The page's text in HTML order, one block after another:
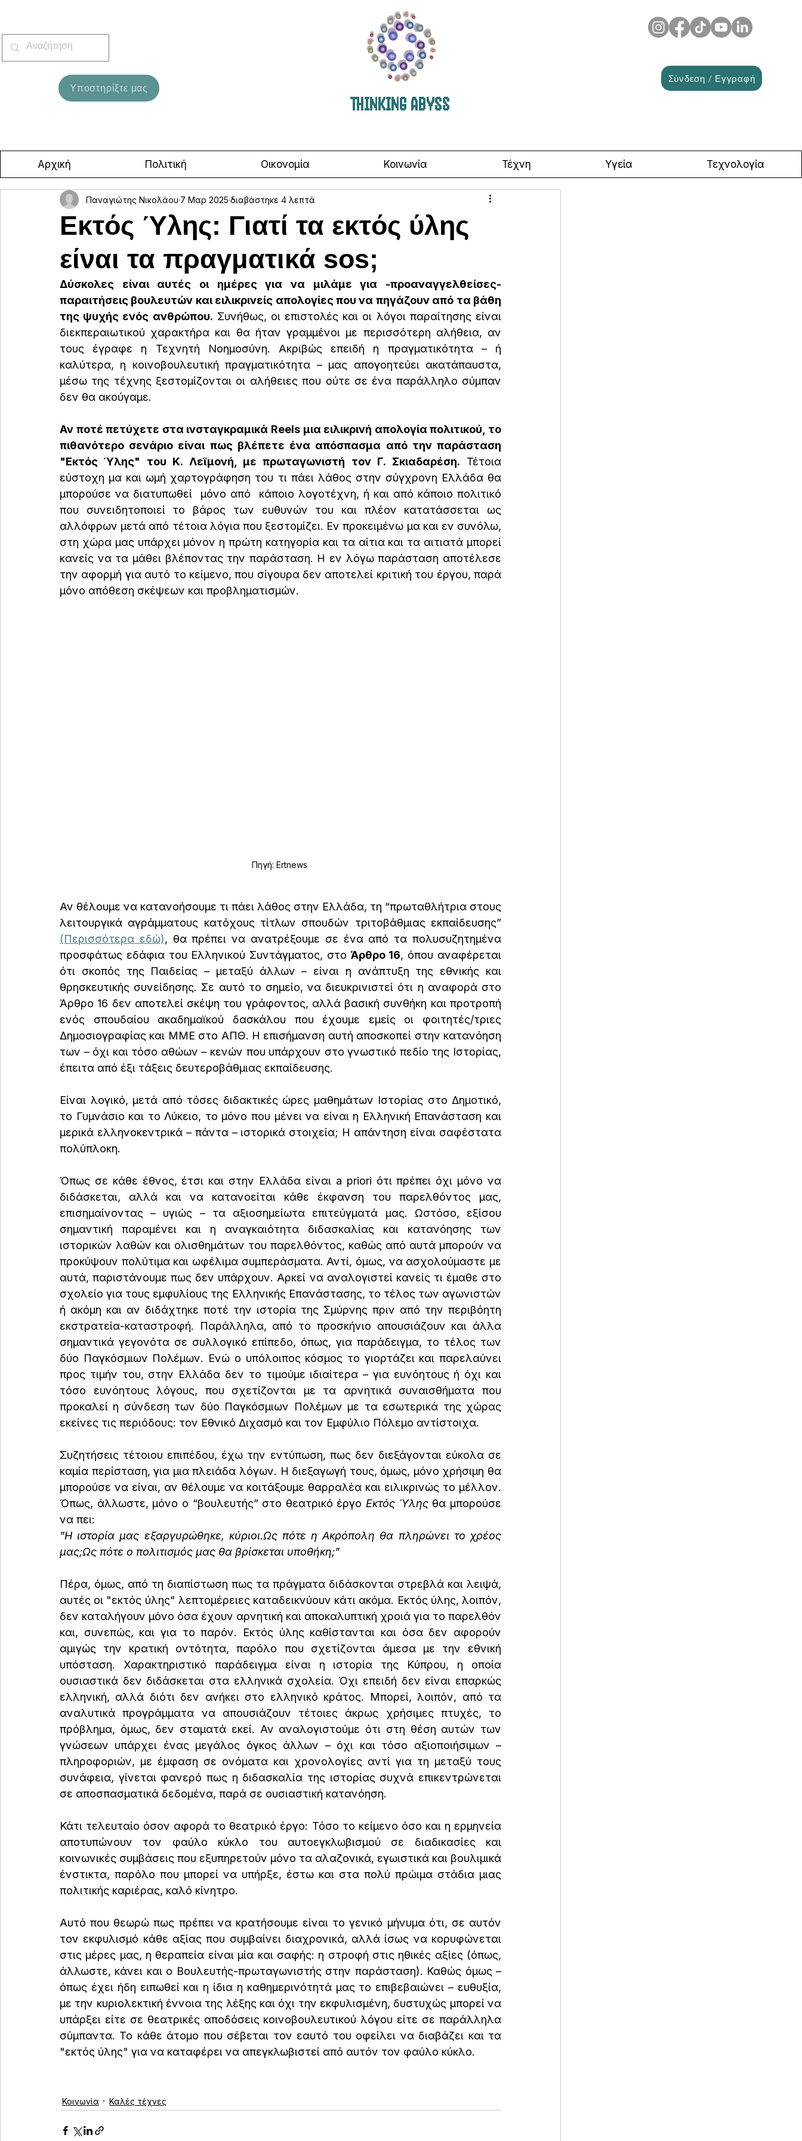
Υποστηρίξτε μας
THINKING ABYSS
Σύνδεση / Εγγραφή
Αρχική Πολιτική Οικονομία Κοινωνία Τέχνη Υγεία Τεχνολογία
Εκτός Ύλης: Γιατί τα εκτός ύλης
είναι τα πραγματικά sos;
Παναγιώτης Νικολάου 7 Μαρ 2025 διαβάστηκε 4 λεπτά
Δύσκολες είναι αυτές οι ημέρες για να μιλάμε για -προαναγγελθείσες-
παραιτήσεις βουλευτών και ειλικρινείς απολογίες που να πηγάζουν από τα βάθη
της ψυχής ενός ανθρώπου. Συνήθως, οι επιστολές και οι λόγοι παραίτησης είναι
διεκπεραιωτικού χαρακτήρα και θα ήταν γραμμένοι με περισσότερη αλήθεια, αν
τους έγραφε η Τεχνητή Νοημοσύνη. Ακριβώς επειδή η πραγματικότητα – ή
καλύτερα, η κοινοβουλευτική πραγματικότητα – μας απογοητεύει ακατάπαυστα,
μέσω της τέχνης ξεστομίζονται οι αλήθειες που ούτε σε ένα παράλληλο σύμπαν
δεν θα ακούγαμε.
Αν ποτέ πετύχετε στα ινσταγκραμικά Reels μια ειλικρινή απολογία πολιτικού, το
πιθανότερο σενάριο είναι πως βλέπετε ένα απόσπασμα από την παράσταση
"Εκτός Ύλης" του Κ. Λεϊμονή, με πρωταγωνιστή τον Γ. Σκιαδαρέση. Τέτοια
εύστοχη μα και ωμή χαρτογράφηση του τι πάει λάθος στην σύγχρονη Ελλάδα θα
μπορούσε να διατυπωθεί  μόνο από  κάποιο λογοτέχνη, ή και από κάποιο πολιτικό
που συνειδητοποιεί το βάρος των ευθυνών του και πλέον κατατάσσεται ως
αλλόφρων μετά από τέτοια λόγια που ξεστομίζει. Εν προκειμένω μα και εν συνόλω,
στη χώρα μας υπάρχει μόνον η πρώτη κατηγορία και τα αίτια και τα αιτιατά μπορεί
κανείς να τα μάθει βλέποντας την παράσταση. Η εν λόγω παράσταση αποτέλεσε
την αφορμή για αυτό το κείμενο, που σίγουρα δεν αποτελεί κριτική του έργου, παρά
μόνο απόθεση σκέψεων και προβληματισμών.
Πηγή: Ertnews
Αν θέλουμε να κατανοήσουμε τι πάει λάθος στην Ελλάδα, τη “πρωταθλήτρια στους
(Περισσότερα εδώ), θα πρέπει να ανατρέξουμε σε ένα από τα πολυσυζητημένα
προσφάτως εδάφια του Ελληνικού Συντάγματος, στο Άρθρο 16, όπου αναφέρεται
ότι σκοπός της Παιδείας – μεταξύ άλλων – είναι η ανάπτυξη της εθνικής και
θρησκευτικής συνείδησης. Σε αυτό το σημείο, να διευκρινιστεί ότι η αναφορά στο
Άρθρο 16 δεν αποτελεί σκέψη του γράφοντος, αλλά βασική συνθήκη και προτροπή
ενός σπουδαίου ακαδημαϊκού δασκάλου που έχουμε εμείς οι φοιτητές/τριες
Δημοσιογραφίας και ΜΜΕ στο ΑΠΘ. Η επισήμανση αυτή αποσκοπεί στην κατανόηση
των – όχι και τόσο αθώων – κενών που υπάρχουν στο γνωστικό πεδίο της Ιστορίας,
έπειτα από έξι τάξεις δευτεροβάθμιας εκπαίδευσης.
Είναι λογικό, μετά από τόσες διδακτικές ώρες μαθημάτων Ιστορίας στο Δημοτικό,
το Γυμνάσιο και το Λύκειο, το μόνο που μένει να είναι η Ελληνική Επανάσταση και
μερικά ελληνοκεντρικά – πάντα – ιστορικά στοιχεία; Η απάντηση είναι σαφέστατα
πολύπλοκη.
Όπως σε κάθε έθνος, έτσι και στην Ελλάδα είναι a priori ότι πρέπει όχι μόνο να
διδάσκεται, αλλά και να κατανοείται κάθε έκφανση του παρελθόντος μας,
επισημαίνοντας – υγιώς – τα αξιοσημείωτα επιτεύγματά μας. Ωστόσο, εξίσου
σημαντική παραμένει και η αναγκαιότητα διδασκαλίας και κατανόησης των
ιστορικών λαθών και ολισθημάτων του παρελθόντος, καθώς από αυτά μπορούν να
προκύψουν πολύτιμα και ωφέλιμα συμπεράσματα. Αντί, όμως, να ασχολούμαστε με
αυτά, παριστάνουμε πως δεν υπάρχουν. Αρκεί να αναλογιστεί κανείς τι έμαθε στο
σχολείο για τους εμφυλίους της Ελληνικής Επανάστασης, το τέλος των αγωνιστών
ή ακόμη και αν διδάχτηκε ποτέ την ιστορία της Σμύρνης πριν από την περιβόητη
εκστρατεία-καταστροφή. Παράλληλα, από το προσκήνιο απουσιάζουν και άλλα
σημαντικά γεγονότα σε συλλογικό επίπεδο, όπως, για παράδειγμα, το τέλος των
δύο Παγκόσμιων Πολέμων. Ενώ ο υπόλοιπος κόσμος το γιορτάζει και παρελαύνει
προς τιμήν του, στην Ελλάδα δεν το τιμούμε ιδιαίτερα – για ευνόητους ή όχι και
τόσο ευνόητους λόγους, που σχετίζονται με τα αρνητικά συναισθήματα που
προκαλεί η σύνδεση των δύο Παγκόσμιων Πολέμων με τα εσωτερικά της χώρας
εκείνες τις περιόδους: τον Εθνικό Διχασμό και τον Εμφύλιο Πόλεμο αντίστοιχα.
Συζητήσεις τέτοιου επιπέδου, έχω την εντύπωση, πως δεν διεξάγονται εύκολα σε
καμία περίσταση, για μια πλειάδα λόγων. Η διεξαγωγή τους, όμως, μόνο χρήσιμη θα
μπορούσε να είναι, αν θέλουμε να κοιτάξουμε θαρραλέα και ειλικρινώς το μέλλον.
Όπως, άλλωστε, μόνο ο “βουλευτής” στο θεατρικό έργο Εκτός Ύλης θα μπορούσε
να πει:
"Η ιστορία μας εξαργυρώθηκε, κύριοι.Ως πότε η Ακρόπολη θα πληρώνει το χρέος
μας;Ως πότε ο πολιτισμός μας θα βρίσκεται υποθήκη;"
Πέρα, όμως, από τη διαπίστωση πως τα πράγματα διδάσκονται στρεβλά και λειψά,
αυτές οι "εκτός ύλης" λεπτομέρειες καταδεικνύουν κάτι ακόμα. Εκτός ύλης, λοιπόν,
δεν καταλήγουν μόνο όσα έχουν αρνητική και αποκαλυπτική χροιά για το παρελθόν
και, συνεπώς, και για το παρόν. Εκτός ύλης καθίστανται και όσα δεν αφορούν
αμιγώς την κρατική οντότητα, παρόλο που σχετίζονται άμεσα με την εθνική
υπόσταση. Χαρακτηριστικό παράδειγμα είναι η ιστορία της Κύπρου, η οποία
ουσιαστικά δεν διδάσκεται στα ελληνικά σχολεία. Όχι επειδή δεν είναι επαρκώς
ελληνική, αλλά διότι δεν ανήκει στο ελληνικό κράτος. Μπορεί, λοιπόν, από τα
αναλυτικά προγράμματα να απουσιάζουν τέτοιες άκρως χρήσιμες πτυχές, το
πρόβλημα, όμως, δεν σταματά εκεί. Αν αναλογιστούμε ότι στη θέση αυτών των
γνώσεων υπάρχει ένας μεγάλος όγκος άλλων – όχι και τόσο αξιοποιήσιμων –
πληροφοριών, με έμφαση σε ονόματα και χρονολογίες αντί για τη μεταξύ τους
συνάφεια, γίνεται φανερό πως η διδασκαλία της ιστορίας συχνά επικεντρώνεται
σε αποσπασματικά δεδομένα, παρά σε ουσιαστική κατανόηση.
Κάτι τελευταίο όσον αφορά το θεατρικό έργο: Τόσο το κείμενο όσο και η ερμηνεία
αποτυπώνουν τον φαύλο κύκλο του αυτοεγκλωβισμού σε διαδικασίες και
κοινωνικές συμβάσεις που εξυπηρετούν μόνο τα αλαζονικά, εγωιστικά και βουλιμικά
ένστικτα, παρόλο που μπορεί να υπήρξε, έστω και στα πολύ πρώιμα στάδια μιας
πολιτικής καριέρας, καλό κίνητρο.
Αυτό που θεωρώ πως πρέπει να κρατήσουμε είναι το γενικό μήνυμα ότι, σε αυτόν
τον εκφυλισμό κάθε αξίας που συμβαίνει διαχρονικά, αλλά ίσως να κορυφώνεται
στις μέρες μας, η θεραπεία είναι μία και σαφής: η στροφή στις ηθικές αξίες (όπως,
άλλωστε, κάνει και ο Βουλευτής-πρωταγωνιστής στην παράσταση). Καθώς όμως –
όπως έχει ήδη ειπωθεί και η ίδια η καθημερινότητά μας το επιβεβαιώνει – ευθυξία,
με την κυριολεκτική έννοια της λέξης και όχι την εκφυλισμένη, δυστυχώς μπορεί να
υπάρξει είτε σε θεατρικές αποδόσεις κοινοβουλευτικού λόγου είτε σε παράλληλα
σύμπαντα. Το κάθε άτομο που σέβεται τον εαυτό του οφείλει να διαβάζει και τα
"εκτός ύλης" για να καταφέρει να απεγκλωβιστεί από αυτόν τον φαύλο κύκλο.
Κοινωνία Καλές τέχνες